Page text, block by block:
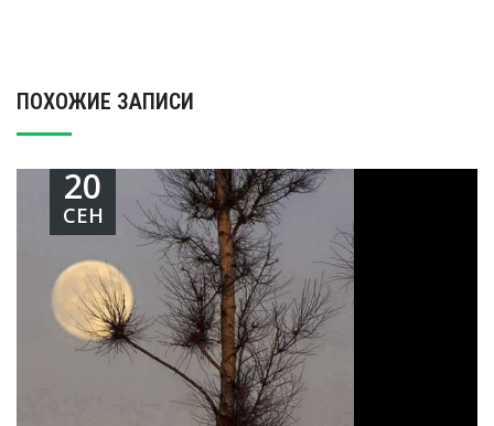
ПОХОЖИЕ ЗАПИСИ
20
СЕН